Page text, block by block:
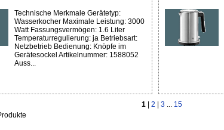
Technische Merkmale Gerätetyp:
Wasserkocher Maximale Leistung: 3000
Watt Fassungsvermögen: 1.6 Liter
Temperaturregulierung: ja Betriebsart:
Netzbetrieb Bedienung: Knöpfe im
Gerätesockel Artikelnummer: 1588052
Auss...
1 2 3... 15